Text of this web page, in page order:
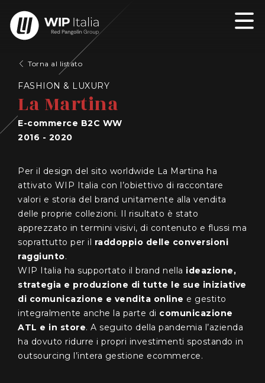
Torna al listato
FASHION & LUXURY
La Martina
E-commerce B2C WW
2016 - 2020
Per il design del sito worldwide La Martina ha
attivato WIP Italia con l’obiettivo di raccontare
valori e storia del brand unitamente alla vendita
delle proprie collezioni. Il risultato è stato
apprezzato in termini visivi, di contenuto e flussi ma
soprattutto per il raddoppio delle conversioni
raggiunto.
WIP Italia ha supportato il brand nella ideazione,
strategia e produzione di tutte le sue iniziative
di comunicazione e vendita online e gestito
integralmente anche la parte di comunicazione
ATL e in store. A seguito della pandemia l’azienda
ha dovuto ridurre i propri investimenti spostando in
outsourcing l’intera gestione ecommerce.